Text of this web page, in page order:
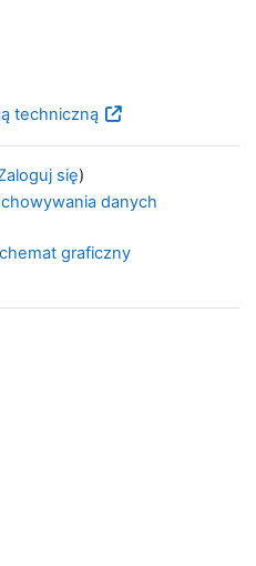
techniczną
się)
danych
graficzny